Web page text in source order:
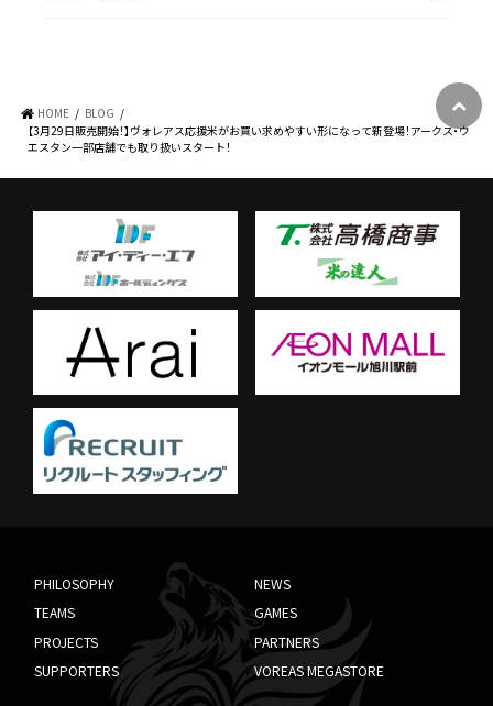
HOME
BLOG
【3月29日販売開始！】ヴォレアス応援米がお買い求めやすい形になって新登場！アークス・ウ
エスタン一部店舗でも取り扱いスタート！
PHILOSOPHY
NEWS
TEAMS
GAMES
PROJECTS
PARTNERS
SUPPORTERS
VOREAS MEGASTORE